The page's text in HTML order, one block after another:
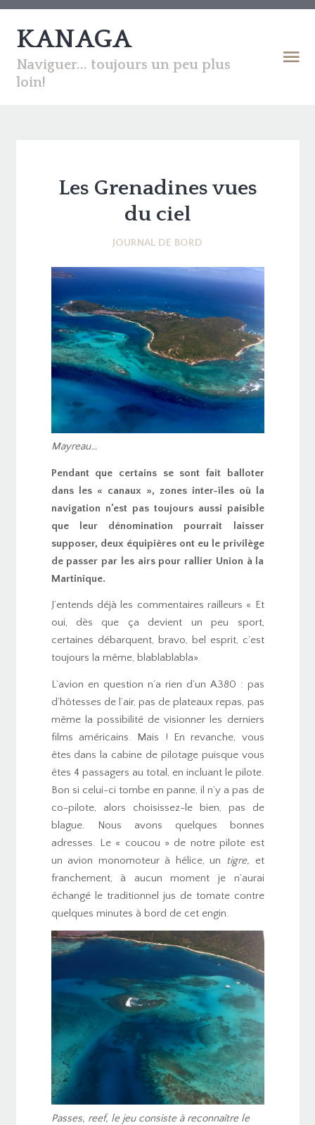
KANAGA
Naviguer... toujours un peu plus
loin!
Les Grenadines vues
du ciel
JOURNAL DE BORD
Mayreau…
Pendant que certains se sont fait balloter
dans les « canaux », zones inter-îles où la
navigation n’est pas toujours aussi paisible
que leur dénomination pourrait laisser
supposer, deux équipières ont eu le privilège
de passer par les airs pour rallier Union à la
Martinique.
J’entends déjà les commentaires railleurs « Et
oui, dès que ça devient un peu sport,
certaines débarquent, bravo, bel esprit, c’est
toujours la même, blablablabla».
L’avion en question n’a rien d’un A380 : pas
d’hôtesses de l’air, pas de plateaux repas, pas
même la possibilité de visionner les derniers
films américains. Mais ! En revanche, vous
êtes dans la cabine de pilotage puisque vous
êtes 4 passagers au total, en incluant le pilote.
Bon si celui-ci tombe en panne, il n’y a pas de
co-pilote, alors choisissez-le bien, pas de
blague. Nous avons quelques bonnes
adresses. Le « coucou » de notre pilote est
un avion monomoteur à hélice, un tigre, et
franchement, à aucun moment je n’aurai
échangé le traditionnel jus de tomate contre
quelques minutes à bord de cet engin.
Passes, reef, le jeu consiste à reconnaître le